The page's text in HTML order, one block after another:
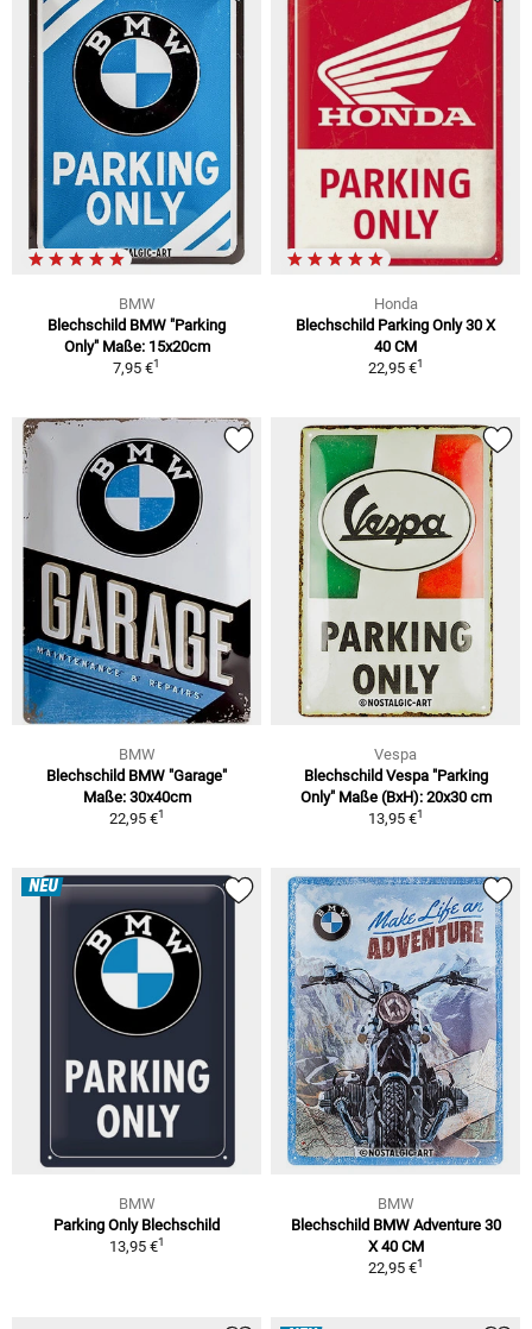
BMW
Blechschild BMW "Parking
Only" Maße: 15x20cm
7,95 €1
Honda
Blechschild Parking Only 30 X
40 CM
22,95 €1
BMW
Blechschild BMW "Garage"
Maße: 30x40cm
22,95 €1
Vespa
Blechschild Vespa "Parking
Only" Maße (BxH): 20x30 cm
13,95 €1
NEU
BMW
Parking Only Blechschild
13,95 €1
BMW
Blechschild BMW Adventure 30
X 40 CM
22,95 €1